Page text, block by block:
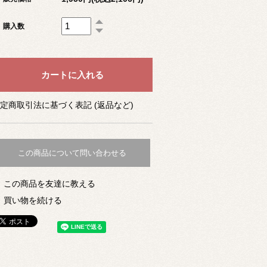
購入数
商取引法に基づく表記 (返品など)
この商品について問い合わせる
この商品を友達に教える
買い物を続ける